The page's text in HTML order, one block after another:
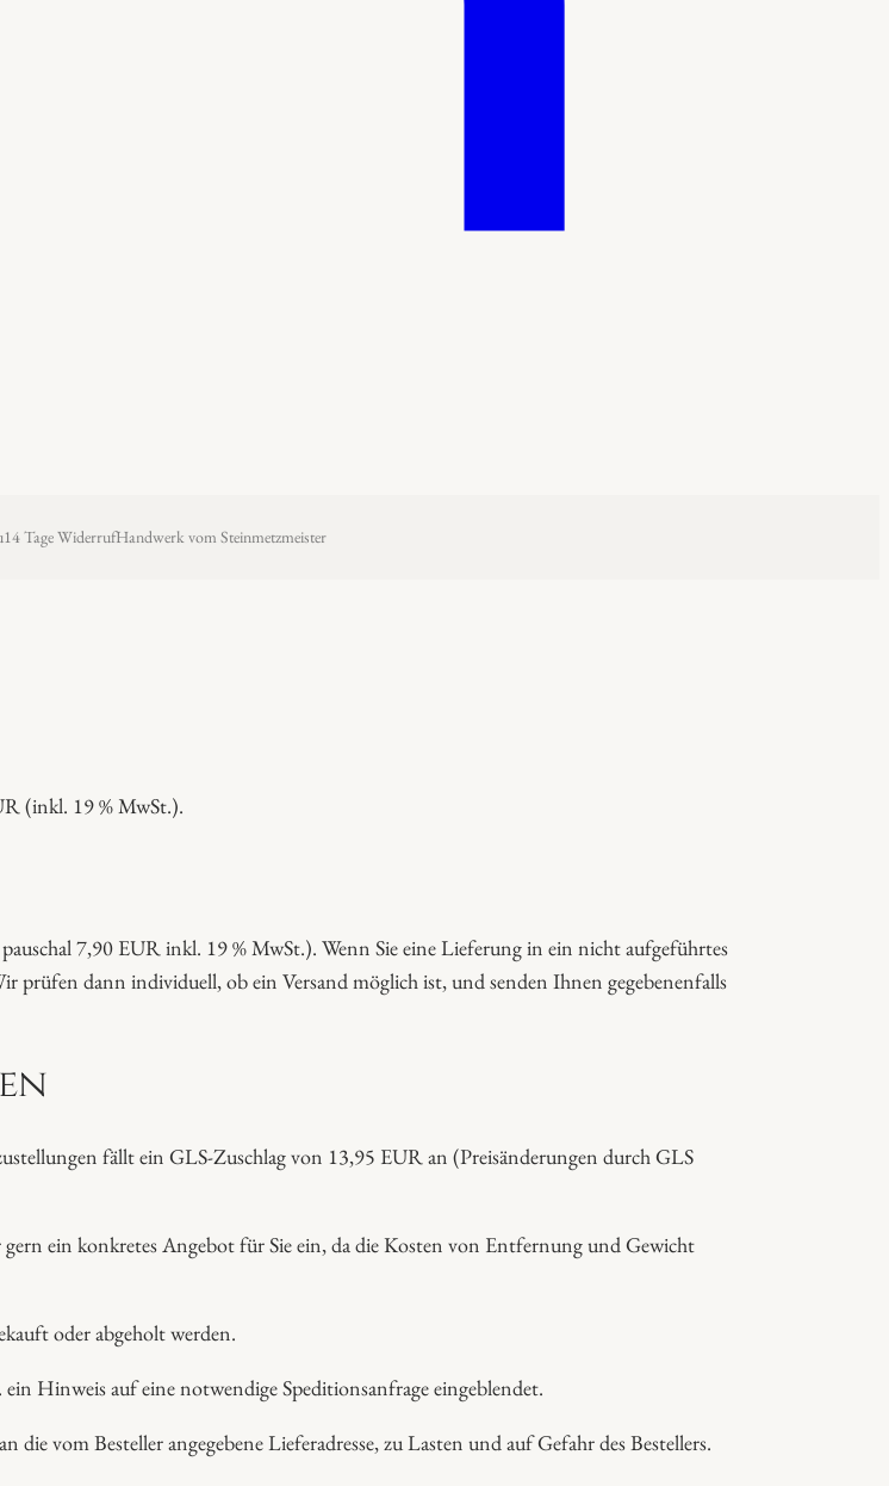
14 Tage WiderrufHandwerk vom Steinmetzmeister
(inkl. 19 % MwSt.).
7,90 EUR inkl. 19 % MwSt.). Wenn Sie eine Lieferung in ein nicht aufgeführtes
prüfen dann individuell, ob ein Versand möglich ist, und senden Ihnen gegebenenfalls
fällt ein GLS-Zuschlag von 13,95 EUR an (Preisänderungen durch GLS
ein konkretes Angebot für Sie ein, da die Kosten von Entfernung und Gewicht
oder abgeholt werden.
Hinweis auf eine notwendige Speditionsanfrage eingeblendet.
vom Besteller angegebene Lieferadresse, zu Lasten und auf Gefahr des Bestellers.